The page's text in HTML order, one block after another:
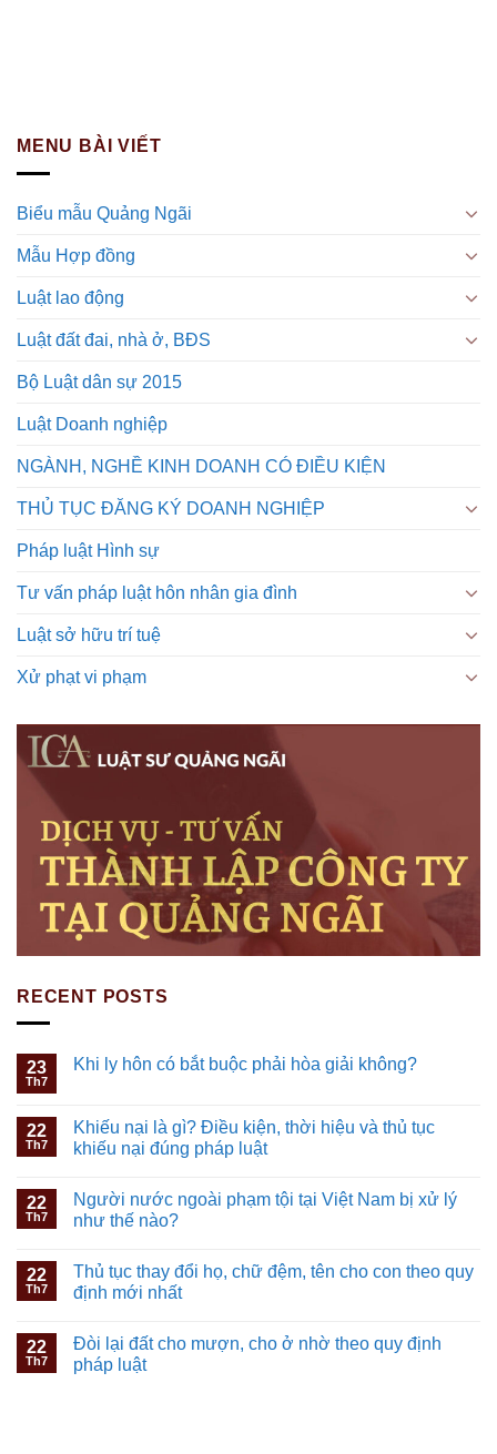
MENU BÀI VIẾT
Biểu mẫu Quảng Ngãi
Mẫu Hợp đồng
Luật lao động
Luật đất đai, nhà ở, BĐS
Bộ Luật dân sự 2015
Luật Doanh nghiệp
NGÀNH, NGHỀ KINH DOANH CÓ ĐIỀU KIỆN
THỦ TỤC ĐĂNG KÝ DOANH NGHIỆP
Pháp luật Hình sự
Tư vấn pháp luật hôn nhân gia đình
Luật sở hữu trí tuệ
Xử phạt vi phạm
RECENT POSTS
23
Th7
Khi ly hôn có bắt buộc phải hòa giải không?
22
Th7
Khiếu nại là gì? Điều kiện, thời hiệu và thủ tục
khiếu nại đúng pháp luật
22
Th7
Người nước ngoài phạm tội tại Việt Nam bị xử lý
như thế nào?
22
Th7
Thủ tục thay đổi họ, chữ đệm, tên cho con theo quy
định mới nhất
22
Th7
Đòi lại đất cho mượn, cho ở nhờ theo quy định
pháp luật